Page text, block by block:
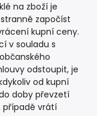
na zboží je
započíst
kupní ceny.
v souladu s
odstoupit, je
od kupní
doby převzetí
případě vrátí